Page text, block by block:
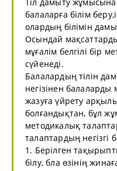
балаларға білім
олардың білімін
Осындай
мұғалім белгілі бір
сүйенеді.
Балалардың тілін
негізінен
жазуға үйрету
болғандықтан, бұл
методикалық
талаптардың
1. Берілген
білу, бла өзінің